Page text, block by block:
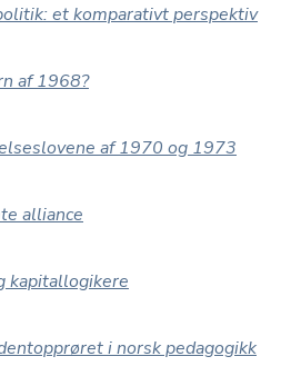
et komparativt perspektiv
af 1968?
af 1970 og 1973
alliance
kapitallogikere
i norsk pedagogikk